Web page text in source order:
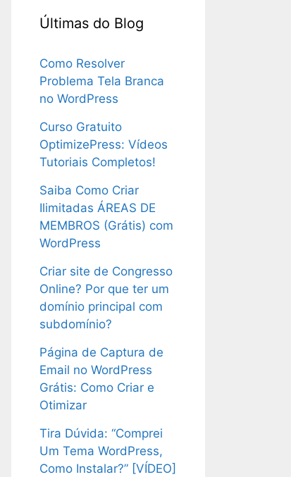
Últimas do Blog
Como Resolver
Problema Tela Branca
no WordPress
Curso Gratuito
OptimizePress: Vídeos
Tutoriais Completos!
Saiba Como Criar
Ilimitadas ÁREAS DE
MEMBROS (Grátis) com
WordPress
Criar site de Congresso
Online? Por que ter um
domínio principal com
subdomínio?
Página de Captura de
Email no WordPress
Grátis: Como Criar e
Otimizar
Tira Dúvida: “Comprei
Um Tema WordPress,
Como Instalar?” [VÍDEO]